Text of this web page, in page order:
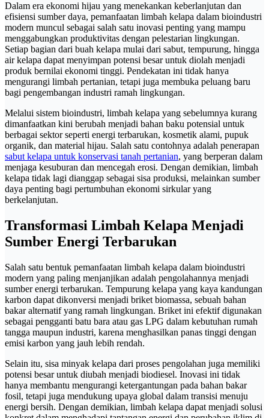
Dalam era ekonomi hijau yang menekankan keberlanjutan dan
efisiensi sumber daya, pemanfaatan limbah kelapa dalam bioindustri
modern muncul sebagai salah satu inovasi penting yang mampu
menggabungkan produktivitas dengan pelestarian lingkungan.
Setiap bagian dari buah kelapa mulai dari sabut, tempurung, hingga
air kelapa dapat menyimpan potensi besar untuk diolah menjadi
produk bernilai ekonomi tinggi. Pendekatan ini tidak hanya
mengurangi limbah pertanian, tetapi juga membuka peluang baru
bagi pengembangan industri ramah lingkungan.
Melalui sistem bioindustri, limbah kelapa yang sebelumnya kurang
dimanfaatkan kini berubah menjadi bahan baku potensial untuk
berbagai sektor seperti energi terbarukan, kosmetik alami, pupuk
organik, dan material hijau. Salah satu contohnya adalah penerapan
sabut kelapa untuk konservasi tanah pertanian, yang berperan dalam
menjaga kesuburan dan mencegah erosi. Dengan demikian, limbah
kelapa tidak lagi dianggap sebagai sisa produksi, melainkan sumber
daya penting bagi pertumbuhan ekonomi sirkular yang
berkelanjutan.
Transformasi Limbah Kelapa Menjadi
Sumber Energi Terbarukan
Salah satu bentuk pemanfaatan limbah kelapa dalam bioindustri
modern yang paling menjanjikan adalah pengolahannya menjadi
sumber energi terbarukan. Tempurung kelapa yang kaya kandungan
karbon dapat dikonversi menjadi briket biomassa, sebuah bahan
bakar alternatif yang ramah lingkungan. Briket ini efektif digunakan
sebagai pengganti batu bara atau gas LPG dalam kebutuhan rumah
tangga maupun industri, karena menghasilkan panas tinggi dengan
emisi karbon yang jauh lebih rendah.
Selain itu, sisa minyak kelapa dari proses pengolahan juga memiliki
potensi besar untuk diubah menjadi biodiesel. Inovasi ini tidak
hanya membantu mengurangi ketergantungan pada bahan bakar
fosil, tetapi juga mendukung upaya global dalam transisi menuju
energi bersih. Dengan demikian, limbah kelapa dapat menjadi solusi